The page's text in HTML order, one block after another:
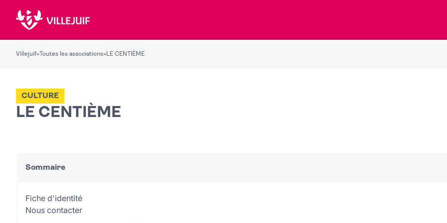
Villejuif» Toutes les associations»LE CENTIÈME
LE CENTIÈME
CULTURE
Sommaire
Fiche d'identité
Nous contacter